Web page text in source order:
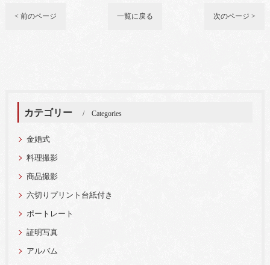
< 前のページ 一覧に戻る 次のページ >
カテゴリー Categories
金婚式
料理撮影
商品撮影
六切りプリント台紙付き
ポートレート
証明写真
アルバム